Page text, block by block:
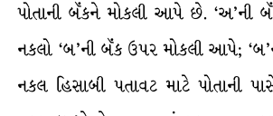
પોતાની બૅંકને મોકલી આપે છે. ‘અ’ની
નકલો ‘બ’ની બૅંક ઉપર મોકલી આપે;
નકલ હિસાબી પતાવટ માટે પોતાની